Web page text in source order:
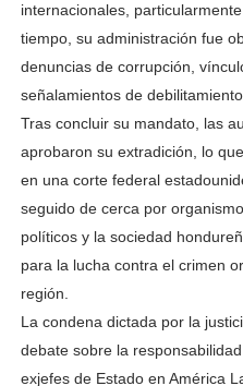
internacionales,
tiempo, su administración fue
denuncias de corrupción,
señalamientos de
Tras concluir su mandato, las
aprobaron su extradición, lo
en una corte federal
seguido de cerca por
políticos y la sociedad
para la lucha contra el crimen
región.
La condena dictada por la
debate sobre la
exjefes de Estado en América